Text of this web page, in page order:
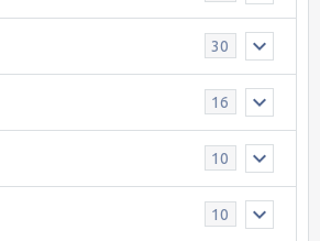
30
16
10
10